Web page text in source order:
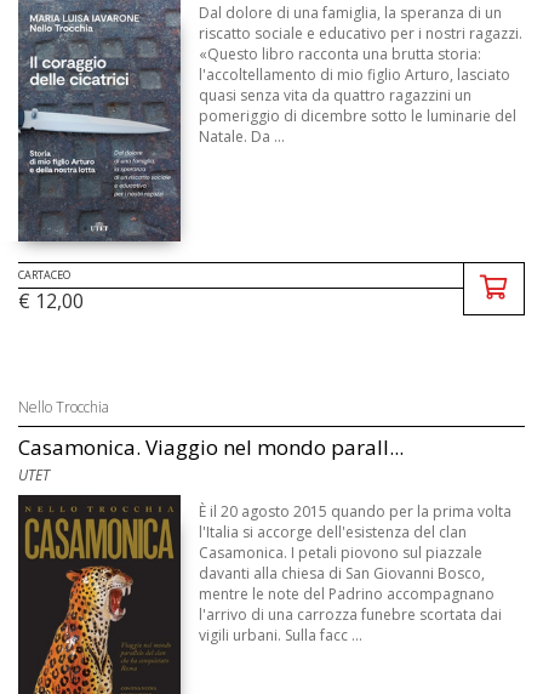
Dal dolore di una famiglia, la speranza di un
riscatto sociale e educativo per i nostri ragazzi.
«Questo libro racconta una brutta storia:
l'accoltellamento di mio figlio Arturo, lasciato
quasi senza vita da quattro ragazzini un
pomeriggio di dicembre sotto le luminarie del
Natale. Da ...
CARTACEO
€ 12,00
Nello Trocchia
Casamonica. Viaggio nel mondo parall...
UTET
È il 20 agosto 2015 quando per la prima volta
l'Italia si accorge dell'esistenza del clan
Casamonica. I petali piovono sul piazzale
davanti alla chiesa di San Giovanni Bosco,
mentre le note del Padrino accompagnano
l'arrivo di una carrozza funebre scortata dai
vigili urbani. Sulla facc ...